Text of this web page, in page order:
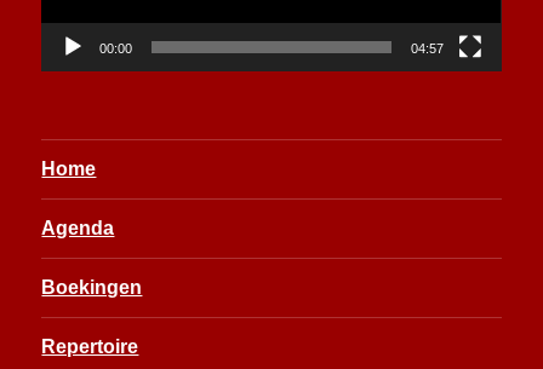
00:00 04:57
Home
Agenda
Boekingen
Repertoire